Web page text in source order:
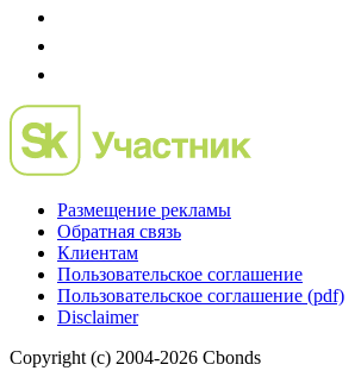
Размещение рекламы
Обратная связь
Пользовательское соглашение